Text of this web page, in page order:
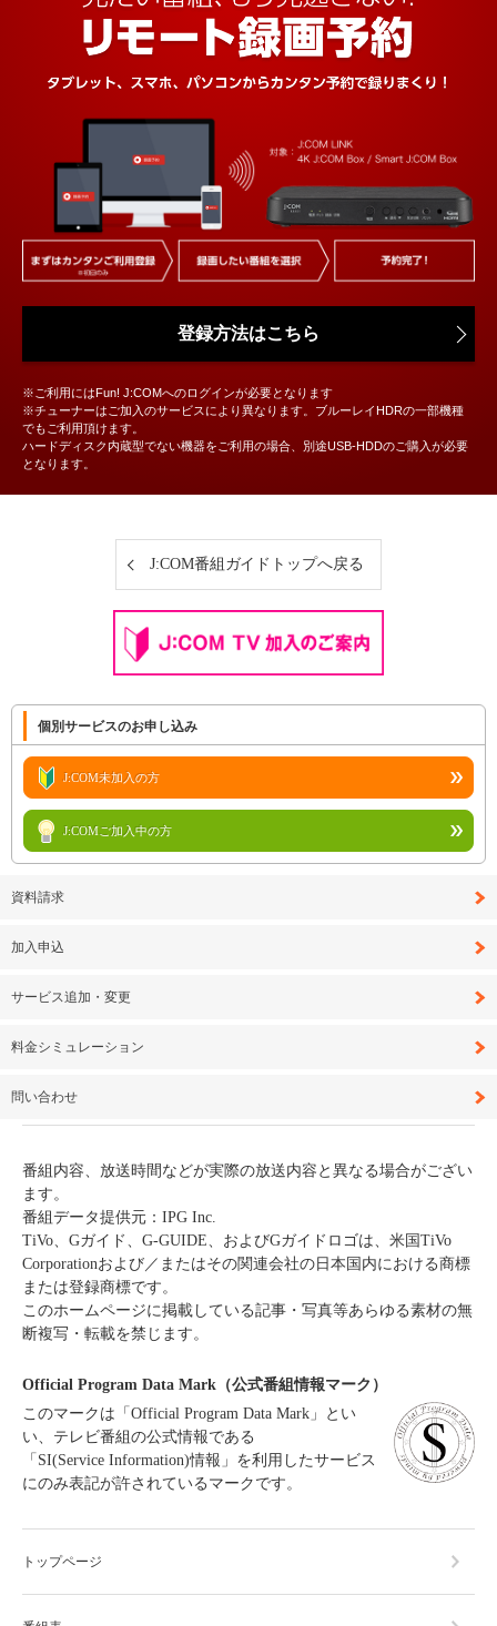
登録方法はこちら
※ご利用にはFun! J:COMへのログインが必要となります
※チューナーはご加入のサービスにより異なります。ブルーレイHDRの一部機種
でもご利用頂けます。
ハードディスク内蔵型でない機器をご利用の場合、別途USB-HDDのご購入が必要
となります。
J:COM番組ガイドトップへ戻る
個別サービスのお申し込み
J:COM未加入の方
J:COMご加入中の方
資料請求
加入申込
サービス追加・変更
料金シミュレーション
問い合わせ
番組内容、放送時間などが実際の放送内容と異なる場合がござい
ます。
番組データ提供元：IPG Inc.
TiVo、Gガイド、G-GUIDE、およびGガイドロゴは、米国TiVo
Corporationおよび／またはその関連会社の日本国内における商標
または登録商標です。
このホームページに掲載している記事・写真等あらゆる素材の無
断複写・転載を禁じます。
Official Program Data Mark（公式番組情報マーク）
このマークは「Official Program Data Mark」とい
い、テレビ番組の公式情報である
「SI(Service Information)情報」を利用したサービス
にのみ表記が許されているマークです。
トップページ